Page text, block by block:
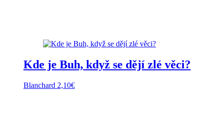
Kde je Buh, když se dějí zlé věci?
Blanchard 2,10€